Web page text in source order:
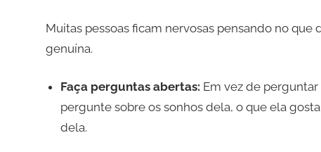
Muitas pessoas ficam nervosas pensando no
genuína.
Faça perguntas abertas: Em vez de perguntar
pergunte sobre os sonhos dela, o que ela
dela.